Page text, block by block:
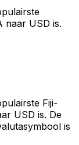
naar USD is.
Fiji-
USD is. De
is